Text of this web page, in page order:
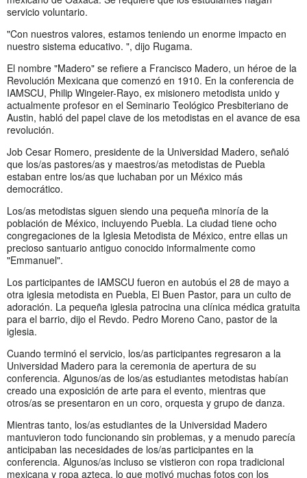
servicio voluntario.
"Con nuestros valores, estamos teniendo un enorme impacto en
nuestro sistema educativo. ", dijo Rugama.
El nombre "Madero" se refiere a Francisco Madero, un héroe de la
Revolución Mexicana que comenzó en 1910. En la conferencia de
IAMSCU, Philip Wingeier-Rayo, ex misionero metodista unido y
actualmente profesor en el Seminario Teológico Presbiteriano de
Austin, habló del papel clave de los metodistas en el avance de esa
revolución.
Job Cesar Romero, presidente de la Universidad Madero, señaló
que los/as pastores/as y maestros/as metodistas de Puebla
estaban entre los/as que luchaban por un México más
democrático.
Los/as metodistas siguen siendo una pequeña minoría de la
población de México, incluyendo Puebla. La ciudad tiene ocho
congregaciones de la Iglesia Metodista de México, entre ellas un
precioso santuario antiguo conocido informalmente como
"Emmanuel".
Los participantes de IAMSCU fueron en autobús el 28 de mayo a
otra iglesia metodista en Puebla, El Buen Pastor, para un culto de
adoración. La pequeña iglesia patrocina una clínica médica gratuita
para el barrio, dijo el Revdo. Pedro Moreno Cano, pastor de la
iglesia.
Cuando terminó el servicio, los/as participantes regresaron a la
Universidad Madero para la ceremonia de apertura de su
conferencia. Algunos/as de los/as estudiantes metodistas habían
creado una exposición de arte para el evento, mientras que
otros/as se presentaron en un coro, orquesta y grupo de danza.
Mientras tanto, los/as estudiantes de la Universidad Madero
mantuvieron todo funcionando sin problemas, y a menudo parecía
anticipaban las necesidades de los/as participantes en la
conferencia. Algunos/as incluso se vistieron con ropa tradicional
mexicana y ropa azteca, lo que motivó muchas fotos con los